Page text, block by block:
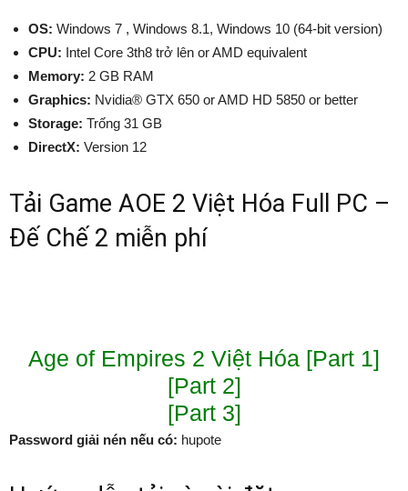
OS: Windows 7 , Windows 8.1, Windows 10 (64-bit version)
CPU: Intel Core 3th8 trở lên or AMD equivalent
Memory: 2 GB RAM
Graphics: Nvidia® GTX 650 or AMD HD 5850 or better
Storage: Trống 31 GB
DirectX: Version 12
Tải Game AOE 2 Việt Hóa Full PC –
Đế Chế 2 miễn phí
Age of Empires 2 Việt Hóa [Part 1]
[Part 2]
[Part 3]
Password giải nén nếu có: hupote